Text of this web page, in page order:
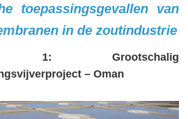
toepassingsgevallen van
in de zoutindustrie
1: Grootschalig
– Oman